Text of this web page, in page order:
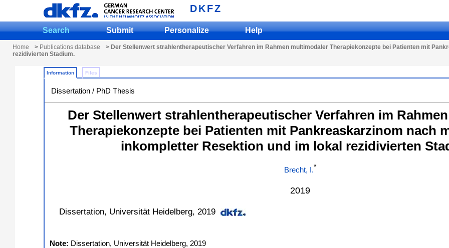
DKFZ
Search Submit Personalize Help
Home > Publications database
> Der Stellenwert strahlentherapeutischer Verfahren im Rahmen multimodaler Therapiekonzepte bei Patienten mit
rezidivierten Stadium.
Information Files
Dissertation / PhD Thesis
Der Stellenwert strahlentherapeutischer Verfahren im
Therapiekonzepte bei Patienten mit Pankreaskarzinom nach
inkompletter Resektion und im lokal rezidivierten
Brecht, I.*
2019
Dissertation, Universität Heidelberg, 2019
Note: Dissertation, Universität Heidelberg, 2019